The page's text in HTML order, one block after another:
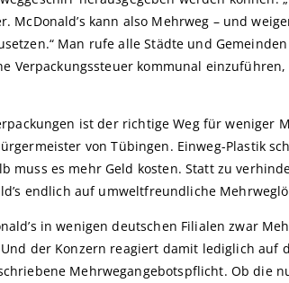
McDonald’s kann also Mehrweg – und
Man rufe alle Städte und
Verpackungssteuer kommunal
ist der richtige Weg für weniger
von Tübingen. Einweg-Plastik
muss es mehr Geld kosten. Statt zu
endlich auf umweltfreundliche
in wenigen deutschen Filialen zwar
der Konzern reagiert damit lediglich auf
Mehrwegangebotspflicht. Ob die